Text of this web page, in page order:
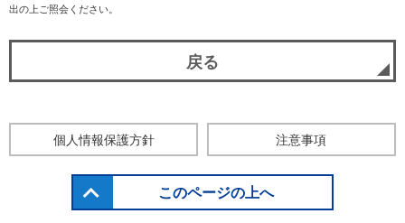
出の上ご照会ください。
戻る
個人情報保護方針 注意事項
このページの上へ